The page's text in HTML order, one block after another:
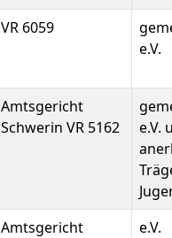
VR 6059
e.V.
Amtsgericht
Schwerin VR 5162
e.V.
Amtsgericht
e.V.